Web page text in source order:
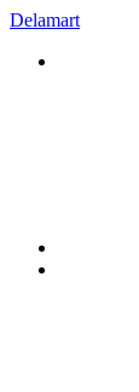
Delamart